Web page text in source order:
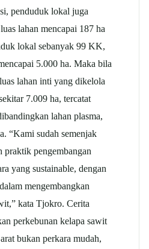
penduduk lokal juga
lahan mencapai 187 ha
lokal sebanyak 99 KK,
5.000 ha. Maka bila
lahan inti yang dikelola
7.009 ha, tercatat
lahan plasma,
“Kami sudah semenjak
praktik pengembangan
yang sustainable, dengan
mengembangkan
kata Tjokro. Cerita
perkebunan kelapa sawit
bukan perkara mudah,